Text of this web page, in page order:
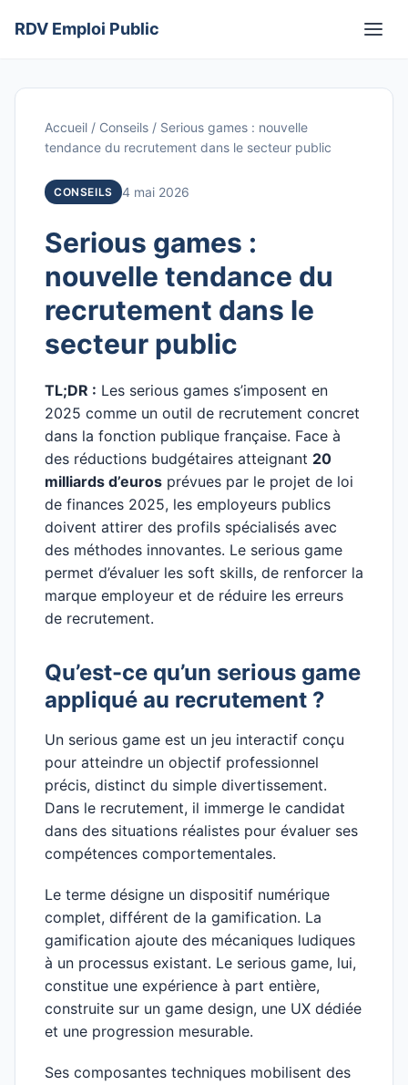
RDV Emploi Public
Accueil / Conseils / Serious games : nouvelle
tendance du recrutement dans le secteur public
CONSEILS 4 mai 2026
Serious games :
nouvelle tendance du
recrutement dans le
secteur public
TL;DR : Les serious games s’imposent en
2025 comme un outil de recrutement concret
dans la fonction publique française. Face à
des réductions budgétaires atteignant 20
milliards d’euros prévues par le projet de loi
de finances 2025, les employeurs publics
doivent attirer des profils spécialisés avec
des méthodes innovantes. Le serious game
permet d’évaluer les soft skills, de renforcer la
marque employeur et de réduire les erreurs
de recrutement.
Qu’est-ce qu’un serious game
appliqué au recrutement ?
Un serious game est un jeu interactif conçu
pour atteindre un objectif professionnel
précis, distinct du simple divertissement.
Dans le recrutement, il immerge le candidat
dans des situations réalistes pour évaluer ses
compétences comportementales.
Le terme désigne un dispositif numérique
complet, différent de la gamification. La
gamification ajoute des mécaniques ludiques
à un processus existant. Le serious game, lui,
constitue une expérience à part entière,
construite sur un game design, une UX dédiée
et une progression mesurable.
Ses composantes techniques mobilisent des